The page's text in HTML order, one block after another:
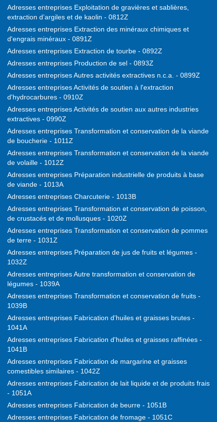
Adresses entreprises Exploitation de gravières et sablières,
extraction d’argiles et de kaolin - 0812Z
Adresses entreprises Extraction des minéraux chimiques et
d'engrais minéraux - 0891Z
Adresses entreprises Extraction de tourbe - 0892Z
Adresses entreprises Production de sel - 0893Z
Adresses entreprises Autres activités extractives n.c.a. - 0899Z
Adresses entreprises Activités de soutien à l'extraction
d'hydrocarbures - 0910Z
Adresses entreprises Activités de soutien aux autres industries
extractives - 0990Z
Adresses entreprises Transformation et conservation de la viande
de boucherie - 1011Z
Adresses entreprises Transformation et conservation de la viande
de volaille - 1012Z
Adresses entreprises Préparation industrielle de produits à base
de viande - 1013A
Adresses entreprises Charcuterie - 1013B
Adresses entreprises Transformation et conservation de poisson,
de crustacés et de mollusques - 1020Z
Adresses entreprises Transformation et conservation de pommes
de terre - 1031Z
Adresses entreprises Préparation de jus de fruits et légumes -
1032Z
Adresses entreprises Autre transformation et conservation de
légumes - 1039A
Adresses entreprises Transformation et conservation de fruits -
1039B
Adresses entreprises Fabrication d'huiles et graisses brutes -
1041A
Adresses entreprises Fabrication d'huiles et graisses raffinées -
1041B
Adresses entreprises Fabrication de margarine et graisses
comestibles similaires - 1042Z
Adresses entreprises Fabrication de lait liquide et de produits frais
- 1051A
Adresses entreprises Fabrication de beurre - 1051B
Adresses entreprises Fabrication de fromage - 1051C